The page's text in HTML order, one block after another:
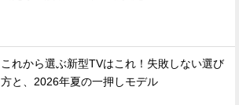
これから選ぶ新型TVはこれ！失敗しない選び
方と、2026年夏の一押しモデル